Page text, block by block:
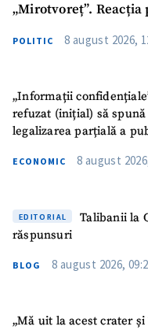
„Mirotvoreț”.
POLITIC 8 august 2026,
„Informații
refuzat (inițial) să
legalizarea parțială a
ECONOMIC 8 august
EDITORIAL
Talibanii la
răspunsuri
BLOG 8 august 2026,
„Mă uit la acest crater
Link media
+ Link
CONTACT SURSĂ
Sursă